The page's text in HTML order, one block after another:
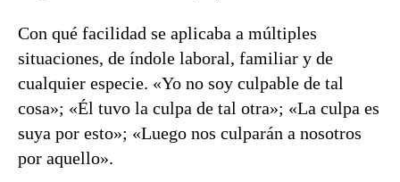
Con qué facilidad se aplicaba a múltiples
situaciones, de índole laboral, familiar y de
cualquier especie. «Yo no soy culpable de tal
cosa»; «Él tuvo la culpa de tal otra»; «La culpa es
suya por esto»; «Luego nos culparán a nosotros
por aquello».